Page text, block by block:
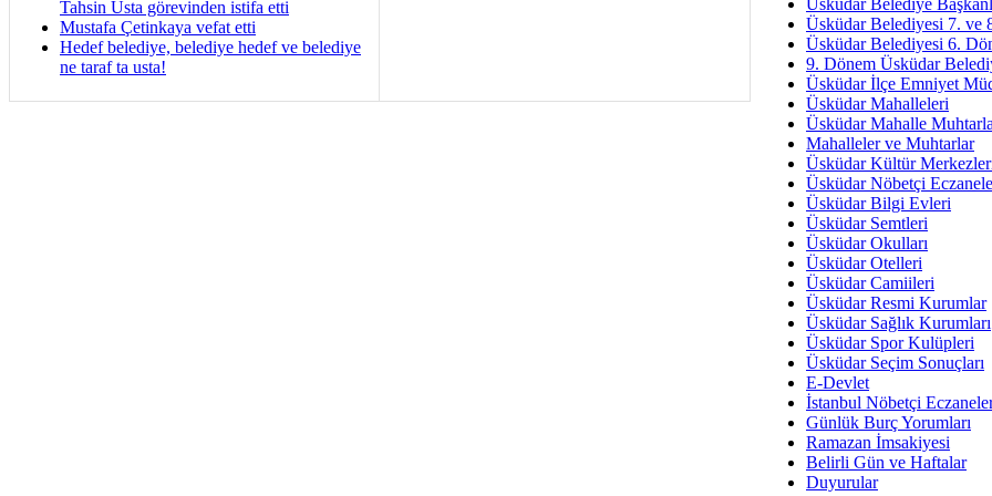
Tahsin Usta görevinden istifa etti
Mustafa Çetinkaya vefat etti
Hedef belediye, belediye hedef ve belediye
ne taraf ta usta!
İmar Sorunlarının Genel
Arakan
Bayramın
Ruhsal
Üsküdar
Üsküdar Belediye
Üsküdar Belediyesi 7. ve
Üsküdar Belediyesi 6.
9. Dönem Üsküdar
Üsküdar İlçe Emniyet
Üsküdar Mahalleleri
Üsküdar Mahalle
Mahalleler ve Muhtarlar
Üsküdar Kültür
Üsküdar Nöbetçi
Üsküdar Bilgi Evleri
Üsküdar Semtleri
Üsküdar Okulları
Üsküdar Otelleri
Üsküdar Camiileri
Üsküdar Resmi Kurumlar
Üsküdar Sağlık Kurumları
Üsküdar Spor Kulüpleri
Üsküdar Seçim Sonuçları
E-Devlet
İstanbul Nöbetçi
Günlük Burç Yorumları
Ramazan İmsakiyesi
Belirli Gün ve Haftalar
Duyurular